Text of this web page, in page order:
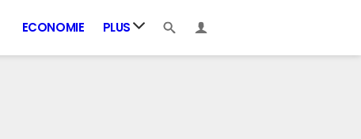
ECONOMIE PLUS